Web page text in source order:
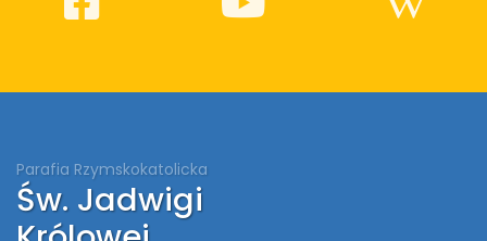
Parafia Rzymskokatolicka
Św. Jadwigi